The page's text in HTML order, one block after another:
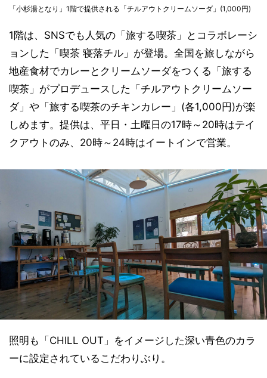
「小杉湯となり」1階で提供される「チルアウトクリームソーダ」(1,000円)
1階は、SNSでも人気の「旅する喫茶」とコラボレーシ
ョンした「喫茶 寝落チル」が登場。全国を旅しながら
地産食材でカレーとクリームソーダをつくる「旅する
喫茶」がプロデュースした「チルアウトクリームソー
ダ」や「旅する喫茶のチキンカレー」(各1,000円)が楽
しめます。提供は、平日・土曜日の17時～20時はテイ
クアウトのみ、20時～24時はイートインで営業。
照明も「CHILL OUT」をイメージした深い青色のカラ
ーに設定されているこだわりぶり。